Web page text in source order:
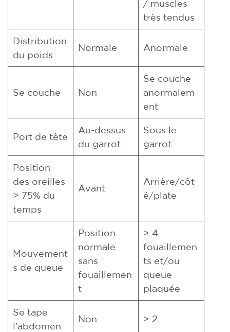
/ muscles
très tendus
Distribution
du poids
Normale Anormale
Se couche Non
Se couche
anormalem
ent
Port de tête
Au-dessus
du garrot
Sous le
garrot
Position
des oreilles
> 75% du
temps
Avant
Arrière/côt
é/plate
Mouvement
s de queue
Position
normale
sans
fouaillemen
t
> 4
fouaillemen
ts et/ou
queue
plaquée
Se tape
l’abdomen
Non > 2